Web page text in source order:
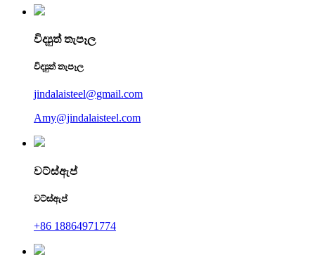
විද්‍යුත් තැපෑල
විද්‍යුත් තැපෑල
jindalaisteel@gmail.com
Amy@jindalaisteel.com
වට්ස්ඇප්
වට්ස්ඇප්
+86 18864971774